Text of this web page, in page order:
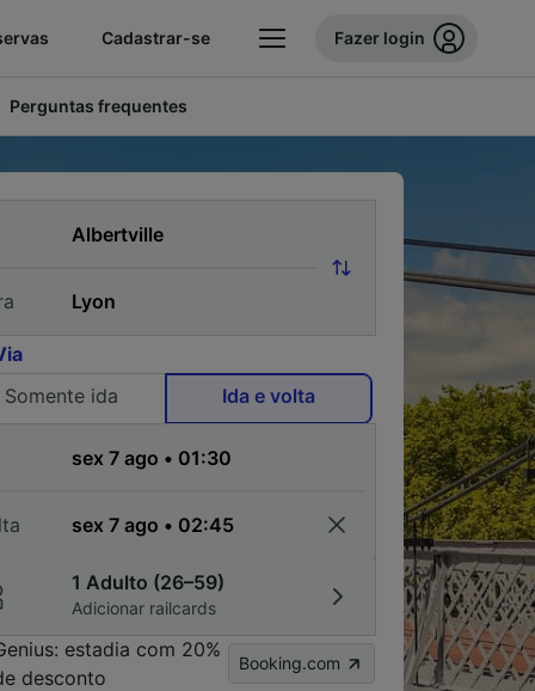
Cadastrar-se Fazer login
Perguntas frequentes
Somente ida
Ida e volta
1 Adulto (26–59)
Adicionar railcards
estadia com 20%
desconto
Booking.com